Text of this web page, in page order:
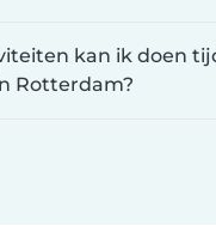
kan ik doen
Rotterdam?